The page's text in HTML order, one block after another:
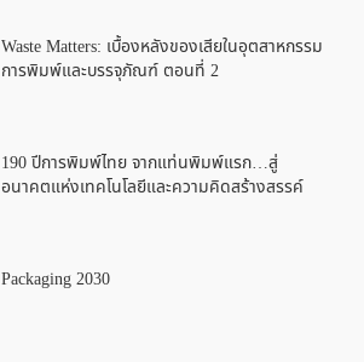
Waste Matters: เบื้องหลังของเสียในอุตสาหกรรม
การพิมพ์และบรรจุภัณฑ์ ตอนที่ 2
190 ปีการพิมพ์ไทย จากแท่นพิมพ์แรก…สู่
อนาคตแห่งเทคโนโลยีและความคิดสร้างสรรค์
Packaging 2030